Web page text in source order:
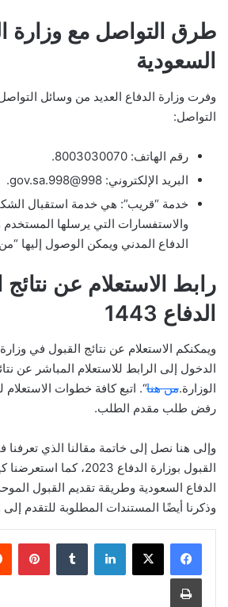
طرق التواصل مع وزارة
السعودية
وفرت وزارة الدفاع العديد من وسائل
التواصل:
رقم الهاتف: 8003030070.
البريد الإلكتروني: 998@998.gov.sa.
خدمة “قريب”: هي خدمة استقبال
والاستفسارات التي يرسلها المستخدم
الدفاع المدني ويمكن الوصول إليها
رابط الاستعلام عن نتائج
الدفاع 1443
ويمكنكم الاستعلام عن نتائج القبول في
الدخول إلى الرابط للاستعلام المباشر عن
الوزارة.من هنا“. اتبع كافة خطوات الاستعلام
رفض طلب مقدم الطلب.
وإلى هنا نصل إلى خاتمة مقالنا الذي تعرفنا
القبول بوزارة الدفاع
وذكرنا أيضًا المستندات المطلوبة للتقدم إلى
لينكدإن بينتيريست
طباعة